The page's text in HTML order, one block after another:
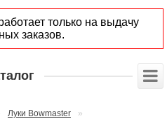
только на выдачу
заказов.
Луки Bowmaster
»